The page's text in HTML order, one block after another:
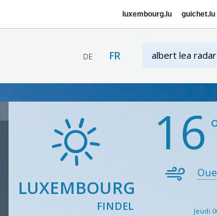
luxembourg.lu guichet.lu
DE FR
LUXEMBOURG
FINDEL
16
Jeudi